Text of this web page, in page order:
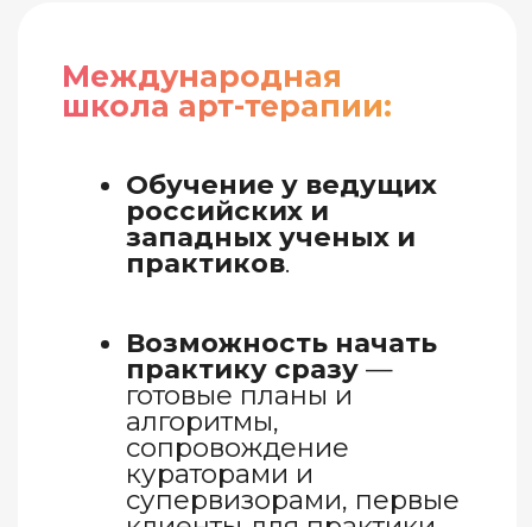
Российская арт-терапевтическая
ассоциация www.rusata.ru
Ассоциация танцевально-
двигательной терапии (АТДТ)
atdt.ru
Восточно-европейская арт-
eeata.net